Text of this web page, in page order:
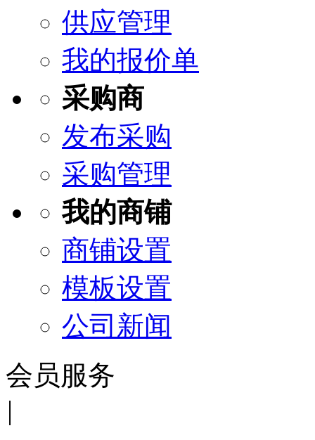
供应管理
我的报价单
采购商
发布采购
采购管理
我的商铺
商铺设置
模板设置
公司新闻
会员服务
|